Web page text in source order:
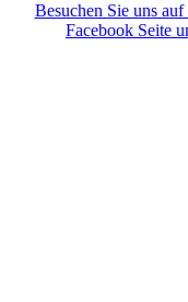
Besuchen Sie uns
Facebook Seite